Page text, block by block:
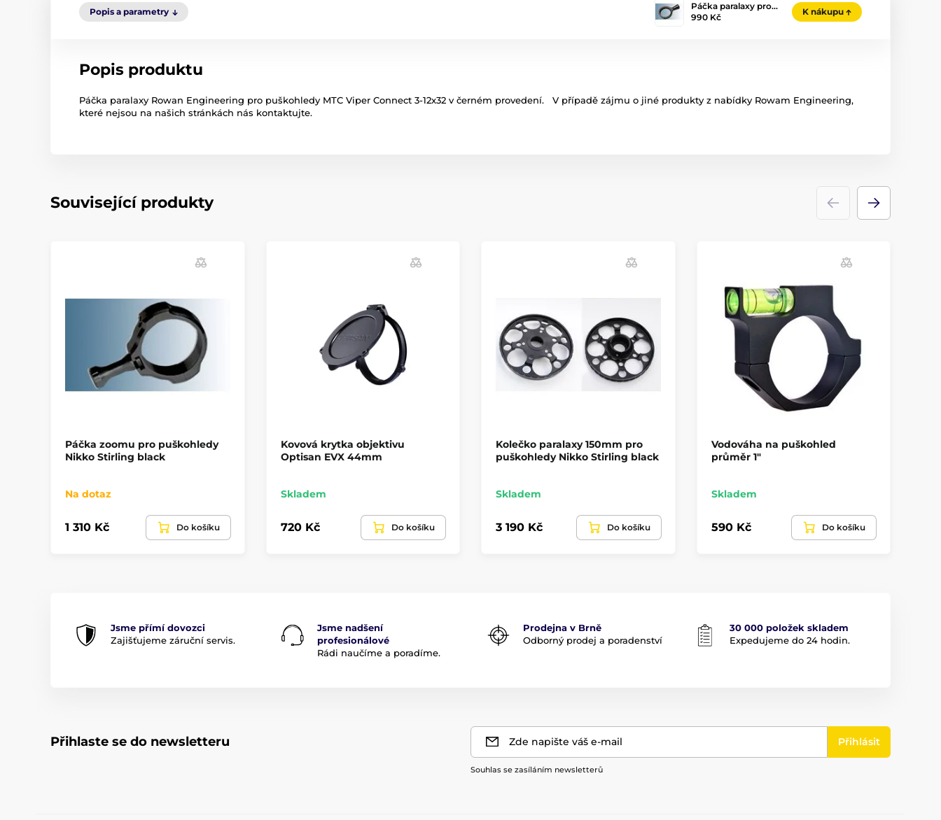
Popis a parametry
Páčka paralaxy pro…
990 Kč
K nákupu
Popis produktu
Páčka paralaxy Rowan Engineering pro puškohledy MTC Viper Connect 3-12x32 v černém provedení. V případě zájmu o jiné produkty z nabídky Rowam Engineering,
které nejsou na našich stránkách nás kontaktujte.
Související produkty
Páčka zoomu pro puškohledy
Nikko Stirling black
Na dotaz
1 310 Kč Do košíku
Kovová krytka objektivu
Optisan EVX 44mm
Skladem
720 Kč Do košíku
Kolečko paralaxy 150mm pro
puškohledy Nikko Stirling black
Skladem
3 190 Kč Do košíku
Vodováha na puškohled
průměr 1"
Skladem
590 Kč Do košíku
Jsme přímí dovozci
Zajišťujeme záruční servis.
Jsme nadšení
profesionálové
Rádi naučíme a poradíme.
Prodejna v Brně
Odborný prodej a poradenství
30 000 položek skladem
Expedujeme do 24 hodin.
Přihlaste se do newsletteru Zde napište váš e-mail Přihlásit
Souhlas se zasíláním newsletterů